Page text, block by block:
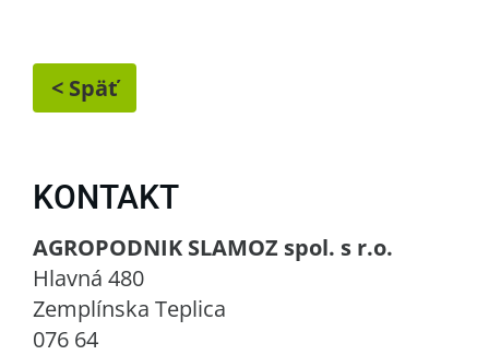
< Späť
KONTAKT
AGROPODNIK SLAMOZ spol. s r.o.
Hlavná 480
Zemplínska Teplica
076 64